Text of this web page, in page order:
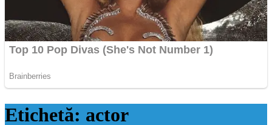
Etichetă: actor